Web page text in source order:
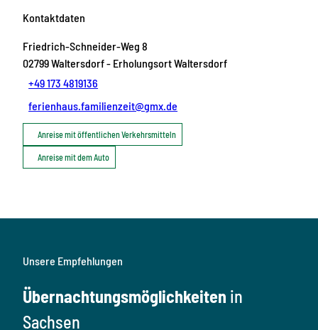
Kontaktdaten
Friedrich-Schneider-Weg 8
02799Waltersdorf- Erholungsort Waltersdorf
+49 173 4819136
ferienhaus.familienzeit@gmx.de
Anreise mit öffentlichen Verkehrsmitteln
Anreise mit dem Auto
Unsere Empfehlungen
Übernachtungsmöglichkeiten in
Sachsen